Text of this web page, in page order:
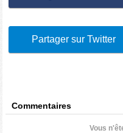
Partager sur Twitter
Commentaires
Vous